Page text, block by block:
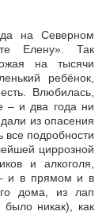
на Северном
Елену». Так
на тысячи
ребёнок,
Влюбилась,
– и два года ни
из опасения
все подробности
циррозной
и алкоголя,
и в прямом и в
дома, из лап
никак), как